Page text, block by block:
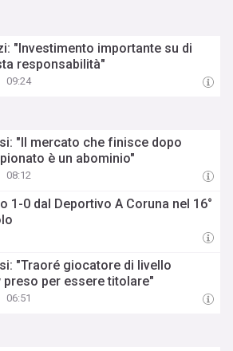
"Investimento importante su di
responsabilità"
09:24
"Il mercato che finisce dopo
è un abominio"
08:12
1-0 dal Deportivo A Coruna nel 16°
"Traoré giocatore di livello
preso per essere titolare"
06:51